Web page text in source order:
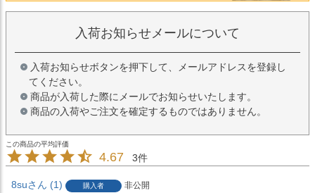
入荷お知らせメールについて
入荷お知らせボタンを押下して、メールアドレスを登録し
てください。
商品が入荷した際にメールでお知らせいたします。
商品の入荷やご注文を確定するものではありません。
4.67 3
8su 1 購入者
非公開